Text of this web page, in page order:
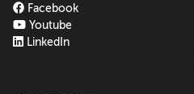
Facebook
Youtube
LinkedIn